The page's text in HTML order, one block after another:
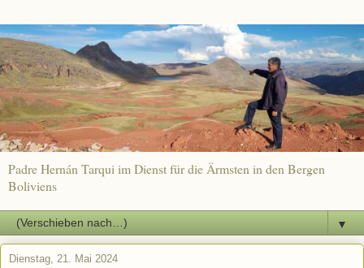
Padre Hernán Tarqui im Dienst für die Ärmsten in den Bergen
Boliviens
▼
Dienstag, 21. Mai 2024